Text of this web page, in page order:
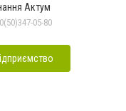
Актум
05-80